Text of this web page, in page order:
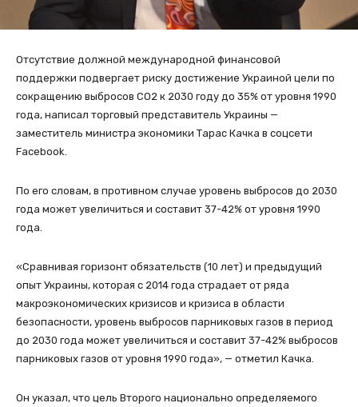
Отсутствие должной международной финансовой
поддержки подвергает риску достижение Украиной цели по
сокращению выбросов СО2 к 2030 году до 35% от уровня 1990
года, написал торговый представитель Украины —
заместитель министра экономики Тарас Качка в соцсети
Facebook.
По его словам, в противном случае уровень выбросов до 2030
года может увеличиться и составит 37-42% от уровня 1990
года.
«Сравнивая горизонт обязательств (10 лет) и предыдущий
опыт Украины, которая с 2014 года страдает от ряда
макроэкономических кризисов и кризиса в области
безопасности, уровень выбросов парниковых газов в период
до 2030 года может увеличиться и составит 37-42% выбросов
парниковых газов от уровня 1990 года», — отметил Качка.
Он указал, что цель Второго национально определяемого